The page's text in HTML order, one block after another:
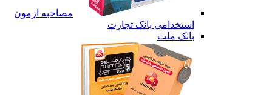
مصاحبه ازمون
استخدامی بانک تجارت
بانک ملت